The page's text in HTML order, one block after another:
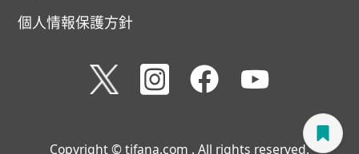
個人情報保護方針
Copyright © tifana.com . All rights reserved.